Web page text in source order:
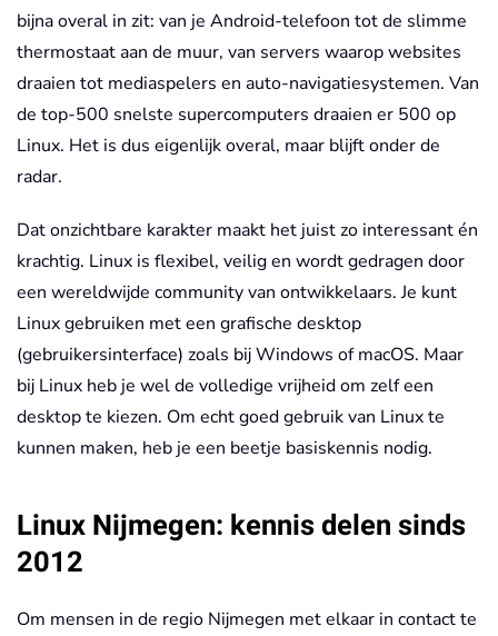
bijna overal in zit: van je Android-telefoon tot de slimme
thermostaat aan de muur, van servers waarop websites
draaien tot mediaspelers en auto-navigatiesystemen. Van
de top-500 snelste supercomputers draaien er 500 op
Linux. Het is dus eigenlijk overal, maar blijft onder de
radar.
Dat onzichtbare karakter maakt het juist zo interessant én
krachtig. Linux is flexibel, veilig en wordt gedragen door
een wereldwijde community van ontwikkelaars. Je kunt
Linux gebruiken met een grafische desktop
(gebruikersinterface) zoals bij Windows of macOS. Maar
bij Linux heb je wel de volledige vrijheid om zelf een
desktop te kiezen. Om echt goed gebruik van Linux te
kunnen maken, heb je een beetje basiskennis nodig.
Linux Nijmegen: kennis delen sinds
2012
Om mensen in de regio Nijmegen met elkaar in contact te